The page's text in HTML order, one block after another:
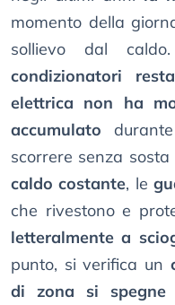
momento della
sollievo dal
condizionatori
elettrica non ha
accumulato
scorrere senza
caldo costante, le
che rivestono e
letteralmente a
punto, si verifica un
di zona si spegne